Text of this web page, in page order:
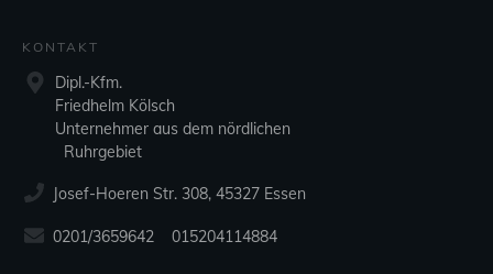
KONTAKT
Dipl.-Kfm.
Friedhelm Kölsch
Unternehmer aus dem nördlichen
Ruhrgebiet
Josef-Hoeren Str. 308, 45327 Essen
0201/3659642 015204114884